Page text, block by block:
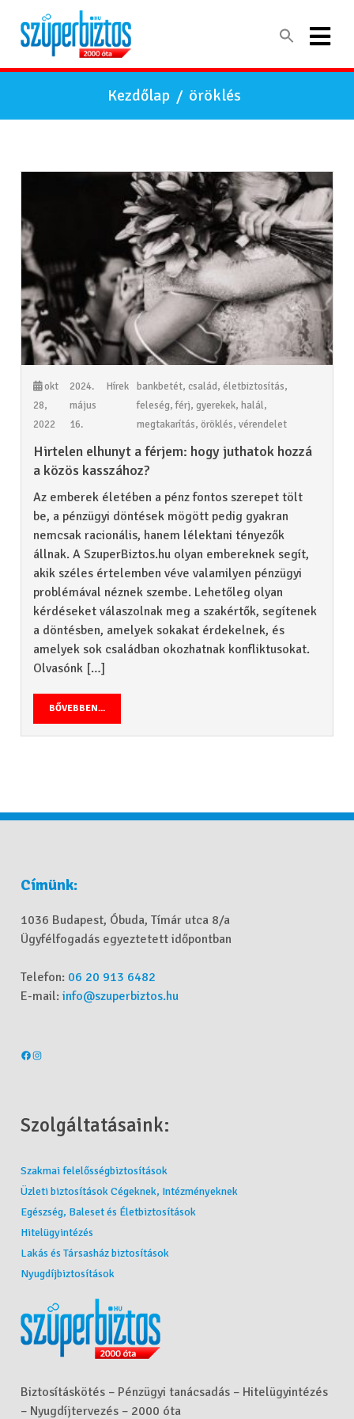
Kezdőlap / öröklés
okt
28,
2022
2024.
május
16.
Hírek bankbetét, család, életbiztosítás,
feleség,férj, gyerekek, halál,
megtakarítás, öröklés, vérendelet
Hirtelen elhunyt a férjem: hogy juthatok hozzá
a közös kasszához?
Az emberek életében a pénz fontos szerepet tölt
be, a pénzügyi döntések mögött pedig gyakran
nemcsak racionális, hanem lélektani tényezők
állnak. A SzuperBiztos.hu olyan embereknek segít,
akik széles értelemben véve valamilyen pénzügyi
problémával néznek szembe. Lehetőleg olyan
kérdéseket válaszolnak meg a szakértők, segítenek
a döntésben, amelyek sokakat érdekelnek, és
amelyek sok családban okozhatnak konfliktusokat.
Olvasónk […]
BŐVEBBEN...
Címünk:
1036 Budapest, Óbuda, Tímár utca 8/a
Ügyfélfogadás egyeztetett időpontban
Telefon: 06 20 913 6482
E-mail:info@szuperbiztos.hu
Szolgáltatásaink:
Szakmai felelősségbiztosítások
Üzleti biztosítások Cégeknek, Intézményeknek
Egészség, Baleset és Életbiztosítások
Hitelügyintézés
Lakás és Társasház biztosítások
Nyugdíjbiztosítások
Biztosításkötés – Pénzügyi tanácsadás – Hitelügyintézés
– Nyugdíjtervezés – 2000 óta